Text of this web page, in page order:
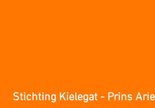
Stichting Kielegat - Prins